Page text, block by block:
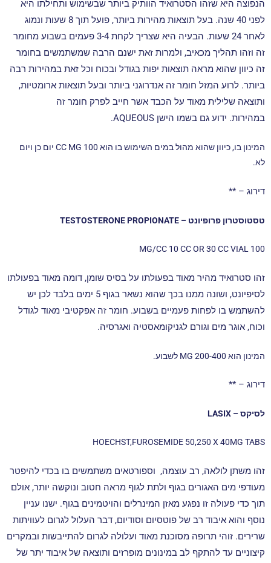
הנפוצה היא שזהו הסטרואיד הוותיק ביותר שבשימוש ותחילתו היא
לפני 40 שנה. בעל תוצאות מהירות ביותר, פועל תוך 8 שעות ונמוג
לאחר 24 שעות. הבעיה היא שצריך לקחת 3-4 פעמים בשבוע מחומר
זה וזהו תהליך מכאיב, ולמרות זאת ישנם הרבה שמשתמשים בחומר
זה כיוון שהוא מראה תוצאות יפות בגודל ובכוח וכל זאת במהירות רבה
ביותר. לרוע המזל חומר זה אנדרוגני ביותר ובעל תוצאות ארומטיות,
ותוצאה שלילית מאוד על הכבד אשר חייב לפרק חומר זה
במהירות. ידוע גם בשמו הישן AQUEOUS.
המינון בו, כיוון שהוא מהול במים השימוש בו הוא CC MG 100 יום כן ויום
לא.
דירוג – **
טסטוסטרון פרופיונט – TESTOSTERONE PROPIONATE
100 MG/CC 10 CC OR 30 CC VIAL
זהו סטרואיד מהיר מאוד בפעולתו על בסיס שומן, דומה מאוד בפעולתו
לסיפיונט, ושונה ממנו בכך שהוא נשאר בגוף 5 ימים בלבד לכן יש
להשתמש בו לפחות פעמיים בשבוע. חומר זה אפקטיבי מאוד לגודל
וכוח, אוגר מים וגורם לגניקומאסטיה ואגרסיה.
המינון הוא MG 200-400 לשבוע.
דירוג – **
לסיקס – LASIX
HOECHST,FUROSEMIDE 50,250 X 40MG TABS
זהו משתן לולאה, רב עוצמה, וספורטאים משתמשים בו בכדי להיפטר
מעודפי מים האגורים בגוף ולתת לגוף מראה חטוב ונוקשה יותר, אולם
תוך כדי פעולה זו נפגע מאזן המינרלים והויטמינים בגוף. ישנו עניין
נוסף והוא איבוד רב של פוטסיום וסודיום, דבר העלול לגרום לעוויתות
שרירים. זוהי תרופה מסוכנת מאוד ועלולה לגרום להתייבשות ובמקרים
קיצוניים עד להתקף לב במינונים מופרזים ותוצאה של איבוד יתר של